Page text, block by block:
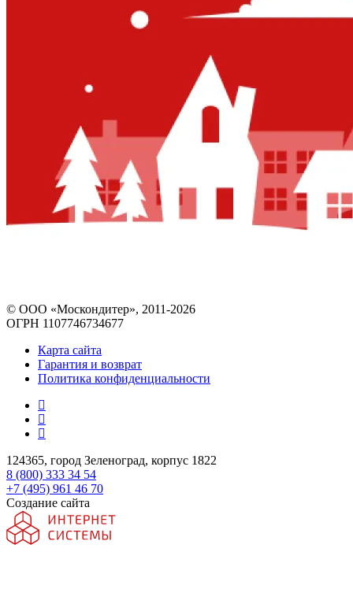
© ООО «Москондитер», 2011-2026
ОГРН 1107746734677
Карта сайта
Гарантия и возврат
Политика конфиденциальности
124365, город Зеленоград, корпус 1822
8 (800) 333 34 54
+7 (495) 961 46 70
Создание сайта